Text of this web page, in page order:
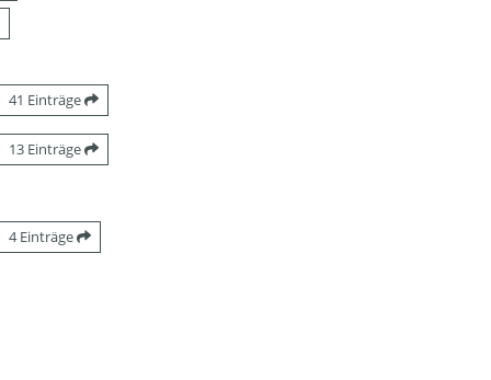
41 Einträge
13 Einträge
4 Einträge